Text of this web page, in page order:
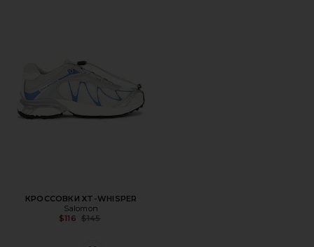
КРОССОВКИ XT-WHISPER
Salomon
$116 Previous price:
$145